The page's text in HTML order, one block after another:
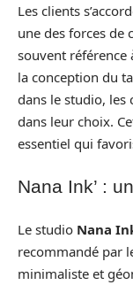
Les clients
une des forces de
souvent référence
la conception du
dans le studio, les
dans leur choix.
essentiel qui
Nana Ink’ :
Le studio Nana
recommandé par
minimaliste et